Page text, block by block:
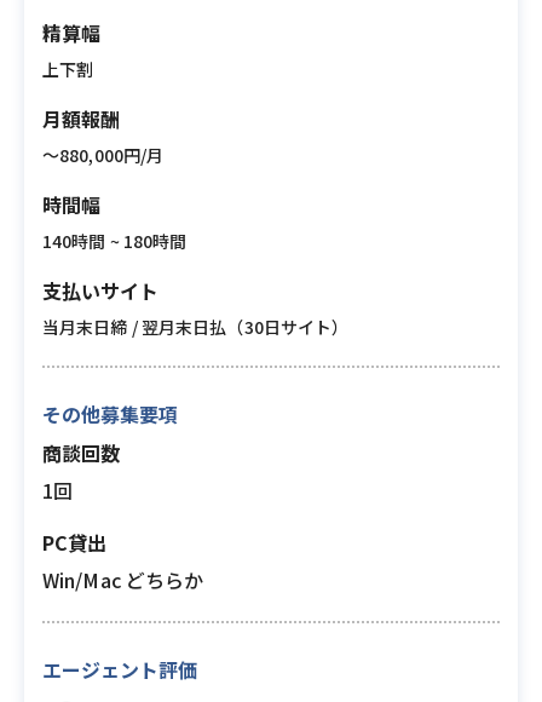
精算幅
上下割
月額報酬
〜880,000円/月
時間幅
140時間 ~ 180時間
支払いサイト
当月末日締 / 翌月末日払（30日サイト）
その他募集要項
商談回数
1回
PC貸出
Win/Mac どちらか
エージェント評価